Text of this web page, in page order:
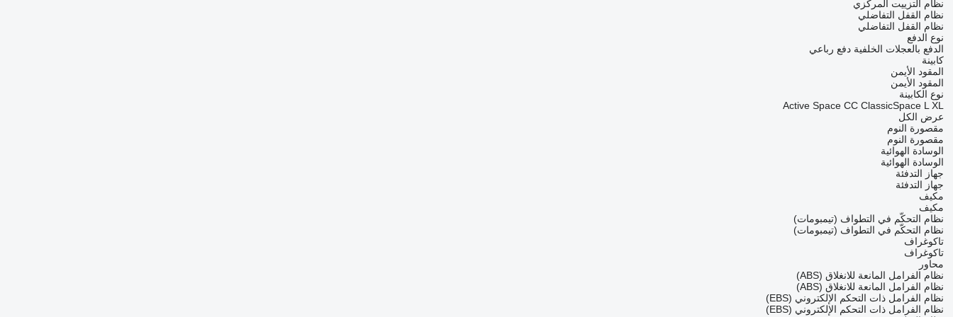
نظام التزييت المركزي
نظام القفل التفاضلي
نظام القفل التفاضلي
نوع الدفع
الدفع بالعجلات الخلفية دفع رباعي
كابينة
المقود الأيمن
المقود الأيمن
نوع الكابينة
Active Space CC ClassicSpace L XL
عرض الكل
مقصورة النوم
مقصورة النوم
الوسادة الهوائية
الوسادة الهوائية
جهاز التدفئة
جهاز التدفئة
مكيف
مكيف
نظام التحكّم في التطواف (تيمبومات)
نظام التحكّم في التطواف (تيمبومات)
تاكوغراف
تاكوغراف
محاور
نظام الفرامل المانعة للانغلاق (ABS)
نظام الفرامل المانعة للانغلاق (ABS)
نظام الفرامل ذات التحكم الإلكتروني (EBS)
نظام الفرامل ذات التحكم الإلكتروني (EBS)